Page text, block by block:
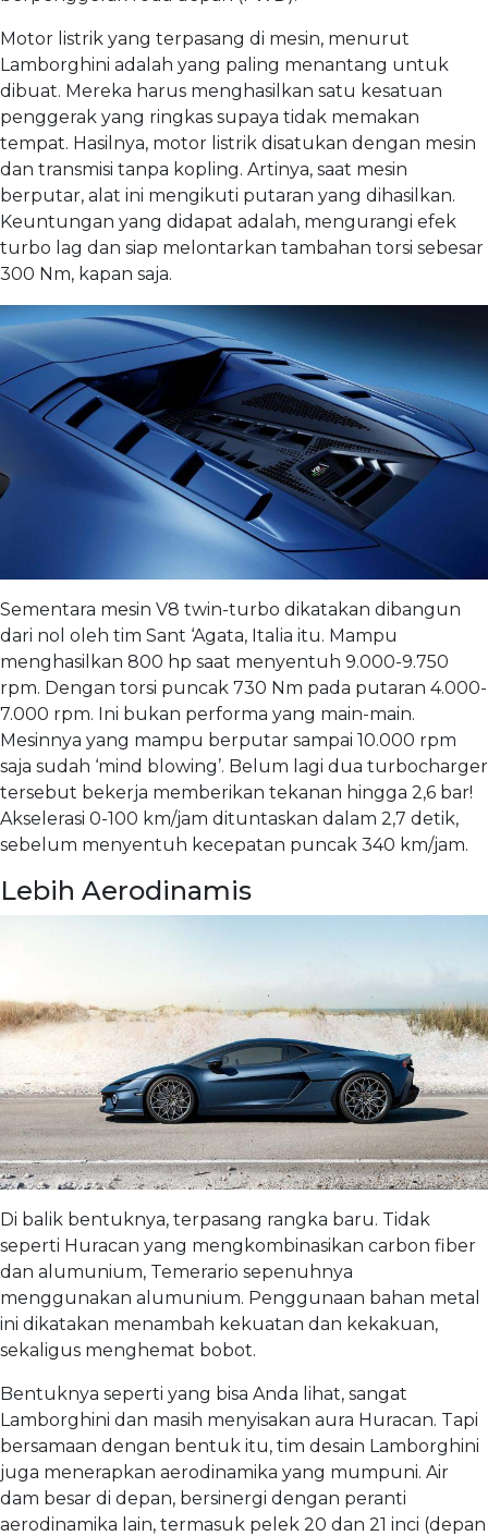
Motor listrik yang terpasang di mesin, menurut
Lamborghini adalah yang paling menantang untuk
dibuat. Mereka harus menghasilkan satu kesatuan
penggerak yang ringkas supaya tidak memakan
tempat. Hasilnya, motor listrik disatukan dengan mesin
dan transmisi tanpa kopling. Artinya, saat mesin
berputar, alat ini mengikuti putaran yang dihasilkan.
Keuntungan yang didapat adalah, mengurangi efek
turbo lag dan siap melontarkan tambahan torsi sebesar
300 Nm, kapan saja.
Sementara mesin V8 twin-turbo dikatakan dibangun
dari nol oleh tim Sant ‘Agata, Italia itu. Mampu
menghasilkan 800 hp saat menyentuh 9.000-9.750
rpm. Dengan torsi puncak 730 Nm pada putaran 4.000-
7.000 rpm. Ini bukan performa yang main-main.
Mesinnya yang mampu berputar sampai 10.000 rpm
saja sudah ‘mind blowing’. Belum lagi dua turbocharger
tersebut bekerja memberikan tekanan hingga 2,6 bar!
Akselerasi 0-100 km/jam dituntaskan dalam 2,7 detik,
sebelum menyentuh kecepatan puncak 340 km/jam.
Lebih Aerodinamis
Di balik bentuknya, terpasang rangka baru. Tidak
seperti Huracan yang mengkombinasikan carbon fiber
dan alumunium, Temerario sepenuhnya
menggunakan alumunium. Penggunaan bahan metal
ini dikatakan menambah kekuatan dan kekakuan,
sekaligus menghemat bobot.
Bentuknya seperti yang bisa Anda lihat, sangat
Lamborghini dan masih menyisakan aura Huracan. Tapi
bersamaan dengan bentuk itu, tim desain Lamborghini
juga menerapkan aerodinamika yang mumpuni. Air
dam besar di depan, bersinergi dengan peranti
aerodinamika lain, termasuk pelek 20 dan 21 inci (depan